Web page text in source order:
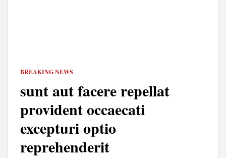
BREAKING NEWS
sunt aut facere repellat
provident occaecati
excepturi optio
reprehenderit